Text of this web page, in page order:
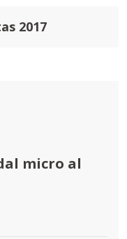
2017
micro al